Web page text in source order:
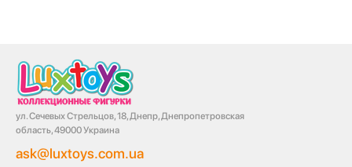
ул. Сечевых Стрельцов, 18, Днепр, Днепропетровская
область, 49000 Украина
ask@luxtoys.com.ua